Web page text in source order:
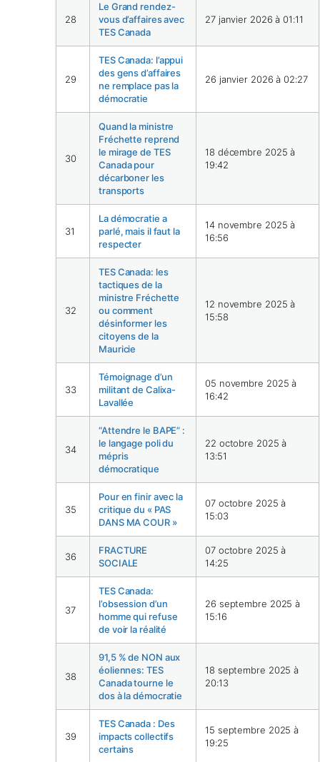
28
Le Grand rendez-
vous d’affaires avec
TES Canada
27 janvier 2026 à 01:11
29
TES Canada: l’appui
des gens d’affaires
ne remplace pas la
démocratie
26 janvier 2026 à 02:27
30
Quand la ministre
Fréchette reprend
le mirage de TES
Canada pour
décarboner les
transports
18 décembre 2025 à
19:42
31
La démocratie a
parlé, mais il faut la
respecter
14 novembre 2025 à
16:56
32
TES Canada: les
tactiques de la
ministre Fréchette
ou comment
désinformer les
citoyens de la
Mauricie
12 novembre 2025 à
15:58
33
Témoignage d’un
militant de Calixa-
Lavallée
05 novembre 2025 à
16:42
34
“Attendre le BAPE” :
le langage poli du
mépris
démocratique
22 octobre 2025 à
13:51
35
Pour en finir avec la
critique du « PAS
DANS MA COUR »
07 octobre 2025 à
15:03
36
FRACTURE
SOCIALE
07 octobre 2025 à
14:25
37
TES Canada:
l’obsession d’un
homme qui refuse
de voir la réalité
26 septembre 2025 à
15:16
38
91,5 % de NON aux
éoliennes: TES
Canada tourne le
dos à la démocratie
18 septembre 2025 à
20:13
39
TES Canada : Des
impacts collectifs
certains
15 septembre 2025 à
19:25